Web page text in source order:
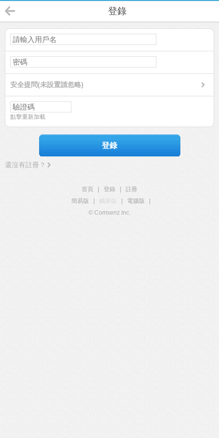
登錄
安全提問(未設置請忽略)
點擊重新加載
登錄
還沒有註冊？
首頁 登錄
註冊
簡易版
觸屏版 電腦版
© Comsenz Inc.